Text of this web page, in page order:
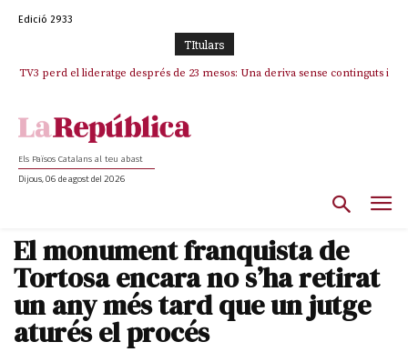
Edició 2933
TItulars
TV3 perd el lideratge després de 23 mesos: Una deriva sense continguts i
Indignació i denúncia contundent per un nou atac als drets lingüístics i a
Els Països Catalans al teu abast
Dijous, 06 de agost del 2026
El monument franquista de
Tortosa encara no s’ha retirat
un any més tard que un jutge
aturés el procés